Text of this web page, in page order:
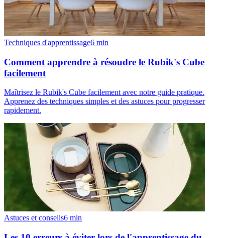
Techniques d'apprentissage6 min
Comment apprendre à résoudre le Rubik's Cube
facilement
Maîtrisez le Rubik's Cube facilement avec notre guide pratique.
Apprenez des techniques simples et des astuces pour progresser
rapidement.
Astuces et conseils6 min